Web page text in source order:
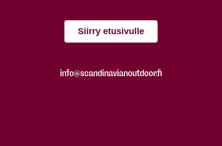
Siirry etusivulle
info@scandinavianoutdoor.fi